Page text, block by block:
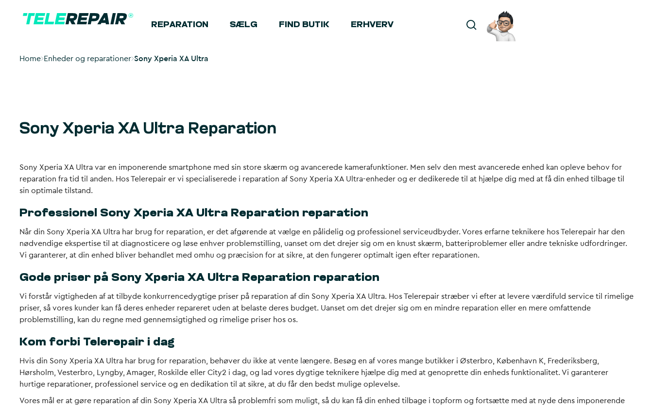
REPARATION SÆLG FIND BUTIK ERHVERV
Home Enheder og reparationer Sony Xperia XA Ultra
Sony Xperia XA Ultra Reparation
Sony Xperia XA Ultra var en imponerende smartphone med sin store skærm og avancerede kamerafunktioner. Men selv den mest avancerede enhed kan opleve behov for
reparation fra tid til anden. Hos Telerepair er vi specialiserede i reparation af Sony Xperia XA Ultra-enheder og er dedikerede til at hjælpe dig med at få din enhed tilbage til
sin optimale tilstand.
Professionel Sony Xperia XA Ultra Reparation reparation
Når din Sony Xperia XA Ultra har brug for reparation, er det afgørende at vælge en pålidelig og professionel serviceudbyder. Vores erfarne teknikere hos Telerepair har den
nødvendige ekspertise til at diagnosticere og løse enhver problemstilling, uanset om det drejer sig om en knust skærm, batteriproblemer eller andre tekniske udfordringer.
Vi garanterer, at din enhed bliver behandlet med omhu og præcision for at sikre, at den fungerer optimalt igen efter reparationen.
Gode priser på Sony Xperia XA Ultra Reparation reparation
Vi forstår vigtigheden af at tilbyde konkurrencedygtige priser på reparation af din Sony Xperia XA Ultra. Hos Telerepair stræber vi efter at levere værdifuld service til rimelige
priser, så vores kunder kan få deres enheder repareret uden at belaste deres budget. Uanset om det drejer sig om en mindre reparation eller en mere omfattende
problemstilling, kan du regne med gennemsigtighed og rimelige priser hos os.
Kom forbi Telerepair i dag
Hvis din Sony Xperia XA Ultra har brug for reparation, behøver du ikke at vente længere. Besøg en af vores mange butikker i Østerbro, København K, Frederiksberg,
Hørsholm, Vesterbro, Lyngby, Amager, Roskilde eller City2 i dag, og lad vores dygtige teknikere hjælpe dig med at genoprette din enheds funktionalitet. Vi garanterer
hurtige reparationer, professionel service og en dedikation til at sikre, at du får den bedst mulige oplevelse.
Vores mål er at gøre reparation af din Sony Xperia XA Ultra så problemfri som muligt, så du kan få din enhed tilbage i topform og fortsætte med at nyde dens imponerende